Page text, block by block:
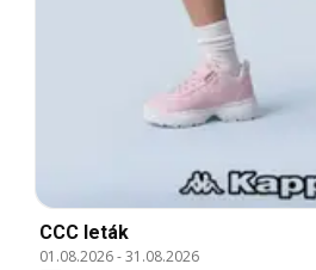
CCC leták
01.08.2026-31.08.2026